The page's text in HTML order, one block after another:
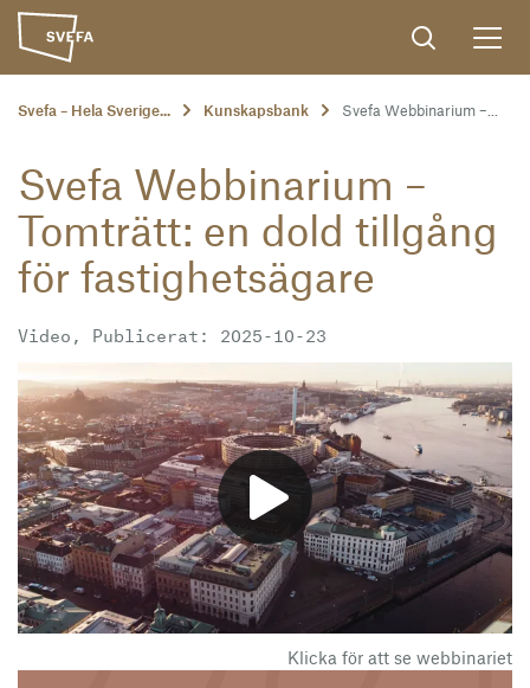
Svefa – Hela Sverige... Kunskapsbank Svefa Webbinarium –...
Svefa Webbinarium –
Tomträtt: en dold tillgång
för fastighetsägare
Video, Publicerat: 2025-10-23
Klicka för att se webbinariet